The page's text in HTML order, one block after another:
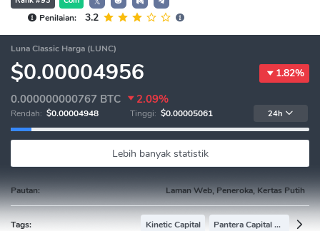
Penilaian:
3.2
Luna Classic Harga (LUNC)
$0.00004956 1.82%
0.000000000767 BTC 2.09%
Rendah: $0.00004948 Tinggi: $0.00005061 24h
Lebih banyak statistik
Pautan: Laman Web, Peneroka, Kertas Putih
Tags: Kinetic Capital Pantera Capital Portfolio